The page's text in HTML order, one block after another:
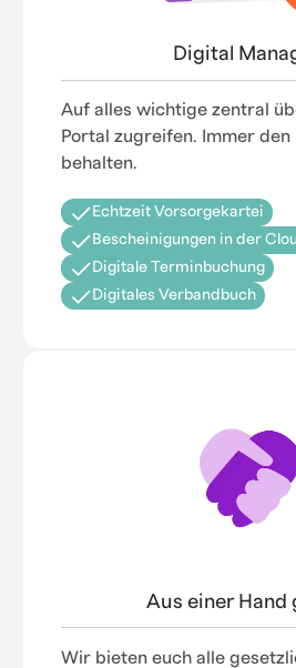
Digital
Auf alles wichtige zentral
Portal zugreifen. Immer
behalten.
Echtzeit Vorsorgekartei
Bescheinigungen in der
Digitale Terminbuchung
Digitales Verbandbuch
Aus einer Hand
Wir bieten euch alle